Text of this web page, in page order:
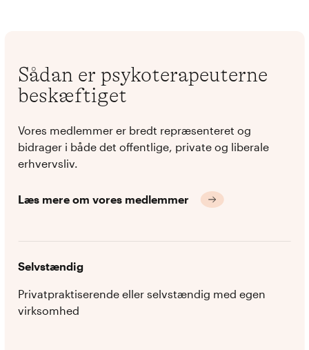
Sådan er psykoterapeuterne
beskæftiget
Vores medlemmer er bredt repræsenteret og
bidrager i både det offentlige, private og liberale
erhvervsliv.
Læs mere om vores medlemmer
Selvstændig
Privatpraktiserende eller selvstændig med egen
virksomhed